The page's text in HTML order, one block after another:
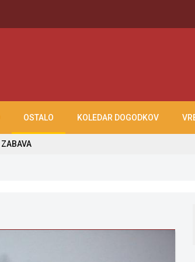
OSTALO KOLEDAR DOGODKOV
ZABAVA